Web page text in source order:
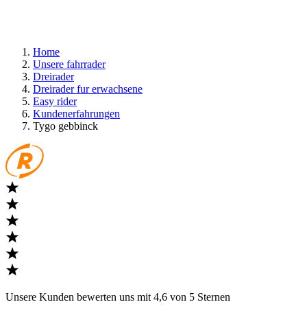
Home
Unsere fahrrader
Dreirader
Dreirader fur erwachsene
Easy rider
Kundenerfahrungen
Tygo gebbinck
Unsere Kunden bewerten uns mit 4,6 von 5 Sternen